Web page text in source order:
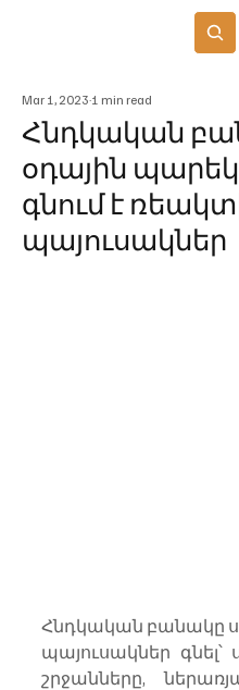
Հնդկական
օդային
գնում է
պայուսակներ
Mar 1, 2023 1 min read
Հնդկական բանակը
պայուսակներ
շրջանները,